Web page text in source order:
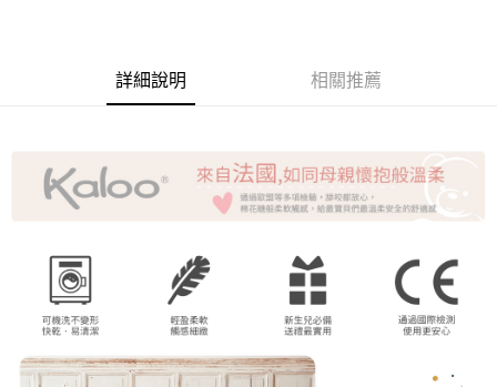
【「AFTEE先享後付」結帳流程】
１．於結帳方式選擇「AFTEE先享後付」後，將跳轉至「AFTEE先享後付」
結帳頁面，進行簡訊認證並確認金額後，即可完成結帳。
ATM／網路銀行／等多元方式進行付款，方視為交易完成。
※ 請注意：結帳手續完成當下不需立刻繳費，但若您需要取消訂單，請聯絡
購買商品的店家。未經商家同意取消之訂單仍視為有效，需透過AFTEE先享
是否繳費成功／繳費後需取消欲退款等相關疑問，請聯繫「AFTEE先享後付
客戶支援中心」
https://netprotections.freshdesk.com/support/home
【注意事項】
易，需依本服務之必要範圍內提供個人資料，並將交易相關給付款項請求債
每筆NT$60，滿NT$1,500(含以上)免運費
每筆NT$60，滿NT$1,500(含以上)免運費
貨到付款
每筆NT$120，滿NT$1,500(含以上)免運費
詳細說明 相關推薦